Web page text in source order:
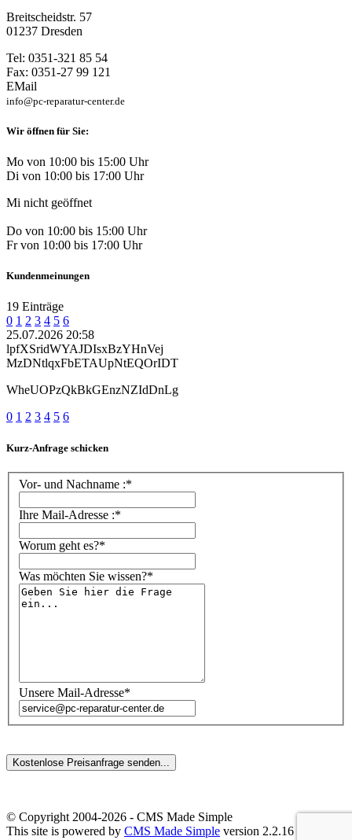
Breitscheidstr. 57
01237 Dresden
Tel: 0351-321 85 54
Fax: 0351-27 99 121
EMail
info@pc-reparatur-center.de
Wir öffnen für Sie:
Mo von 10:00 bis 15:00 Uhr
Di von 10:00 bis 17:00 Uhr
Mi nicht geöffnet
Do von 10:00 bis 15:00 Uhr
Fr von 10:00 bis 17:00 Uhr
Kundenmeinungen
19 Einträge
0 1 2 3 4 5 6
25.07.2026 20:58
lpfXSridWYAJDIsxBzYHnVej
MzDNtlqxFbETAUpNtEQOrIDT
WheUOPzQkBkGEnzNZIdDnLg
0 1 2 3 4 5 6
Kurz-Anfrage schicken
Vor- und Nachname :*
Ihre Mail-Adresse :*
Worum geht es?*
Was möchten Sie wissen?*
Unsere Mail-Adresse*
© Copyright 2004-2026 - CMS Made Simple
This site is powered by CMS Made Simple version 2.2.16